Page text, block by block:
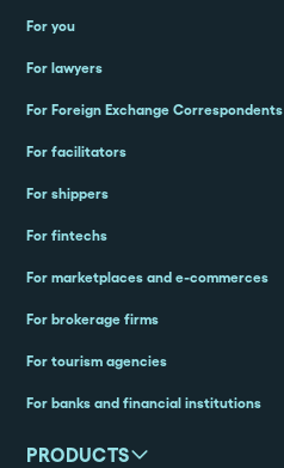
For you
For lawyers
For Foreign Exchange Correspondents
For facilitators
For shippers
For fintechs
For marketplaces and e-commerces
For brokerage firms
For tourism agencies
For banks and financial institutions
PRODUCTS